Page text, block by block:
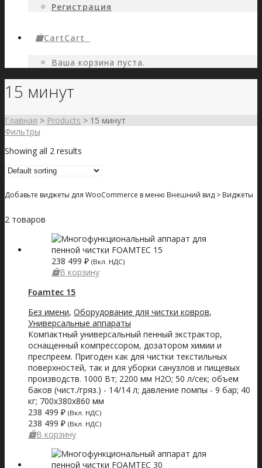
Регистрация
CartCart
Ваша корзина пуста.
15 минут
Главная > Products > 15 минут
Фильтры
Showing all 2 results
Добавьте виджеты для WooCommerce в меню Внешний вид > Виджеты
2 товаров
238 499 ₽ (Вкл. НДС)
В корзину
Foamtec 15
Без имени, Оборудование для чистки ковров,
Универсальные аппараты
Компактный универсальный пенный экстрактор,
оснащенный компрессором, дозатором химии и
преспреем. Пригоден как для чистки текстильных
поверхностей, так и для уборки санузлов и пищевых
производств. 1000 Вт; 2200 мм Н2О; 50 л/сек; объем
баков (чист./гряз.) - 14/14 л; давление помпы - 9 бар; 40
кг; 700х380х860 мм
238 499 ₽ (Вкл. НДС)
238 499 ₽ (Вкл. НДС)
В корзину